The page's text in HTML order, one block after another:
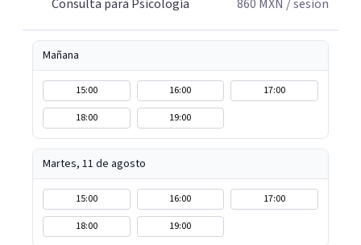
Consulta para Psicología 860 MXN / sesión
Mañana
15:00 16:00
17:00
18:00
19:00
Martes, 11 de agosto
15:00 16:00
17:00
18:00
19:00